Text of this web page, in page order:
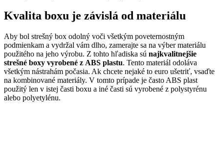
Kvalita boxu je závislá od materiálu
Aby bol strešný box odolný voči všetkým poveternostným
podmienkam a vydržal vám dlho, zamerajte sa na výber materiálu
použitého na jeho výrobu. Z tohto hľadiska sú najkvalitnejšie
strešné boxy vyrobené z ABS plastu. Tento materiál odoláva
všetkým nástrahám počasia. Ak chcete nejaké to euro ušetriť, vsaďte
na kombinované materiály. V tomto prípade je často ABS plast
použitý len v istej časti boxu a iné časti sú vyrobené z polystyrénu
alebo polyetylénu.